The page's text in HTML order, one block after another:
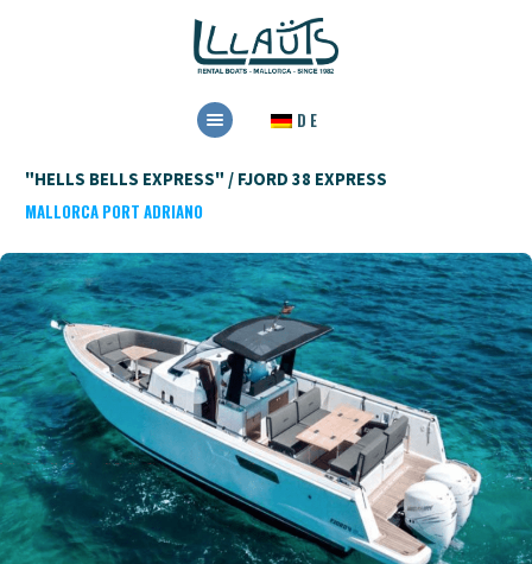
DE
VERMIETUNG
RESERVIEREN
KONTAKT
"HELLS BELLS EXPRESS" / FJORD 38 EXPRESS
MALLORCA PORT ADRIANO